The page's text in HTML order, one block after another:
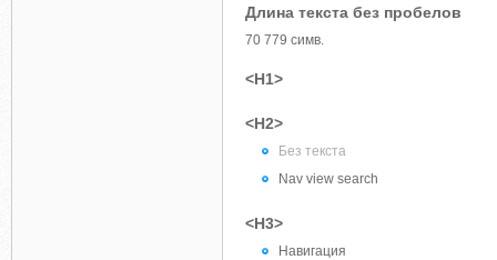
Длина текста без пробелов
70 779 симв.
<H1>
<H2>
Без текста
Nav view search
<H3>
Навигация